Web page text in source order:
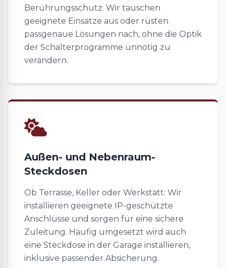
Berührungsschutz. Wir tauschen
geeignete Einsätze aus oder rüsten
passgenaue Lösungen nach, ohne die Optik
der Schalterprogramme unnötig zu
verändern.
Außen- und Nebenraum-
Steckdosen
Ob Terrasse, Keller oder Werkstatt: Wir
installieren geeignete IP-geschützte
Anschlüsse und sorgen für eine sichere
Zuleitung. Häufig umgesetzt wird auch
eine Steckdose in der Garage installieren,
inklusive passender Absicherung.